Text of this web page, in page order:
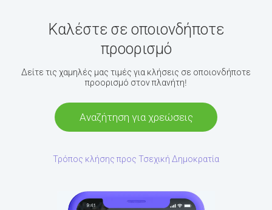
Καλέστε σε οποιονδήποτε
προορισμό
Δείτε τις χαμηλές μας τιμές για κλήσεις σε οποιονδήποτε
προορισμό στον πλανήτη!
Αναζήτηση για χρεώσεις
Τρόπος κλήσης προς Τσεχική Δημοκρατία